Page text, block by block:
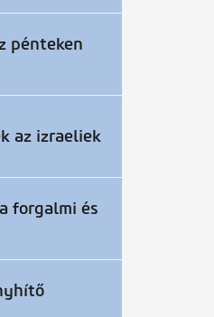
pénteken
az izraeliek
forgalmi és